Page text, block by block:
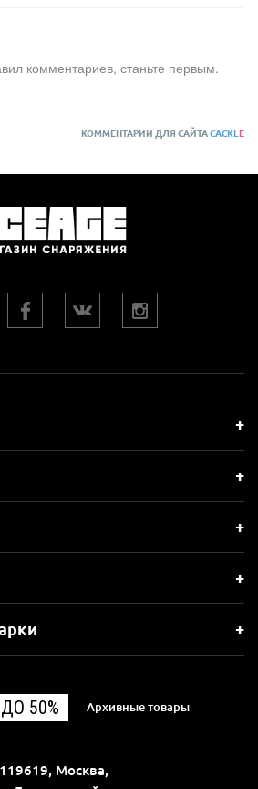
комментариев, станьте первым.
КОММЕНТАРИИ ДЛЯ САЙТАCACKLE
50% Архивные товары
119619, Москва,